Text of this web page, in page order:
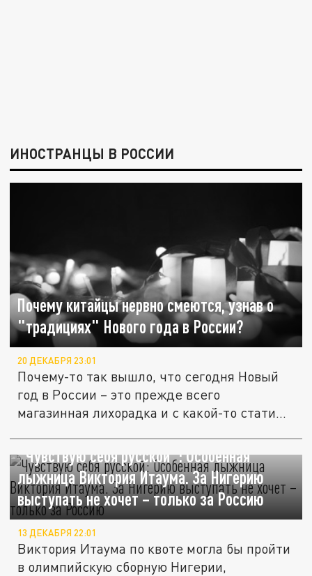
ИНОСТРАНЦЫ В РОССИИ
Почему китайцы нервно смеются, узнав о
"традициях" Нового года в России?
20 ДЕКАБРЯ 23:01
Почему-то так вышло, что сегодня Новый
год в России – это прежде всего
магазинная лихорадка и с какой-то стати...
"Чувствую себя русской": Особенная
лыжница Виктория Итаума. За Нигерию
выступать не хочет – только за Россию
13 ДЕКАБРЯ 22:01
Виктория Итаума по квоте могла бы пройти
в олимпийскую сборную Нигерии,